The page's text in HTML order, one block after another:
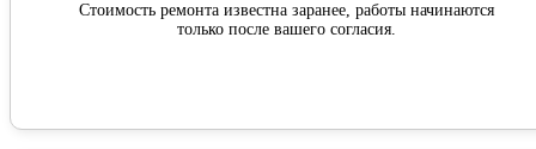
Стоимость ремонта известна заранее, работы начинаются
только после вашего согласия.